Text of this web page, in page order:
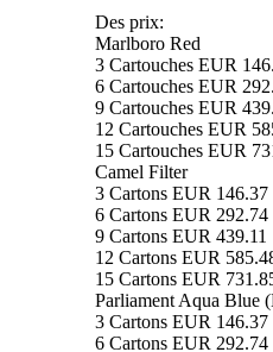
Des prix:
Marlboro Red
3 Cartouches EUR
6 Cartouches EUR
9 Cartouches EUR
12 Cartouches EUR
15 Cartouches EUR
Camel Filter
3 Cartons EUR 146.37
6 Cartons EUR 292.74
9 Cartons EUR 439.11
12 Cartons EUR
15 Cartons EUR
Parliament Aqua Blue
3 Cartons EUR 146.37
6 Cartons EUR 292.74